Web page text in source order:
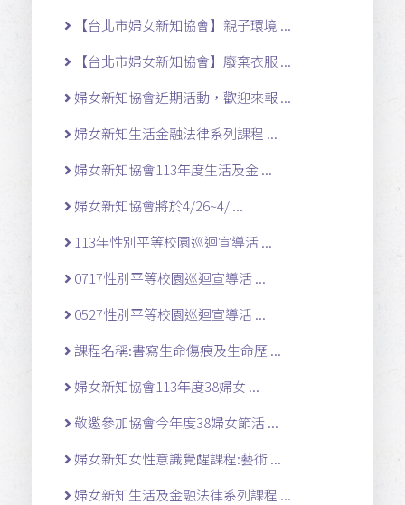
【台北市婦女新知協會】親子環境 ...
【台北市婦女新知協會】廢棄衣服 ...
婦女新知協會近期活動，歡迎來報 ...
婦女新知生活金融法律系列課程 ...
婦女新知協會113年度生活及金 ...
婦女新知協會將於4/26~4/ ...
113年性別平等校園巡迴宣導活 ...
0717性別平等校園巡迴宣導活 ...
0527性別平等校園巡迴宣導活 ...
課程名稱:書寫生命傷痕及生命歷 ...
婦女新知協會113年度38婦女 ...
敬邀參加協會今年度38婦女節活 ...
婦女新知女性意識覺醒課程:藝術 ...
婦女新知生活及金融法律系列課程 ...